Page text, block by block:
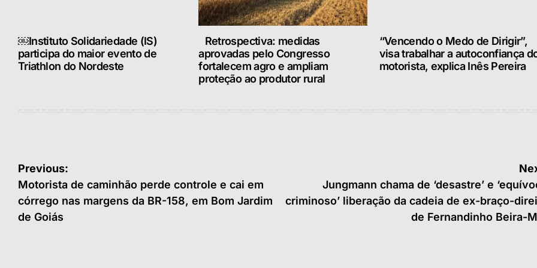
￼Instituto Solidariedade (IS)
participa do maior evento de
Triathlon do Nordeste
Retrospectiva: medidas
aprovadas pelo Congresso
fortalecem agro e ampliam
proteção ao produtor rural
“Vencendo o Medo de Dirigir”,
visa trabalhar a autoconfiança
motorista, explica Inês Pereira
Navegação
de
Post
Previous:
Motorista de caminhão perde controle e cai em
córrego nas margens da BR-158, em Bom Jardim
de Goiás
Jungmann chama de ‘desastre’ e
criminoso’ liberação da cadeia de ex-braço-
de Fernandinho Beira-